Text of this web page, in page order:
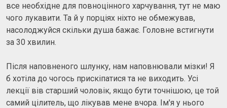
все необхідне для повноцінного харчування, тут не маю
чого лукавити. Та й у порціях ніхто не обмежував,
насолоджуйся скільки душа бажає. Головне встигнути
за 30 хвилин.
Після наповненого шлунку, нам наповнювали мізки! Я
б хотіла до чогось прискіпатися та не виходить. Усі
лекції вів старший чоловік, якщо бути точнішою, це той
самий цілитель, що лікував мене вчора. Ім'я у нього